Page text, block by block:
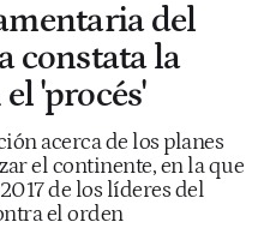
del
constata la
'procés'
acerca de los planes
el continente, en la que
de los líderes del
el orden